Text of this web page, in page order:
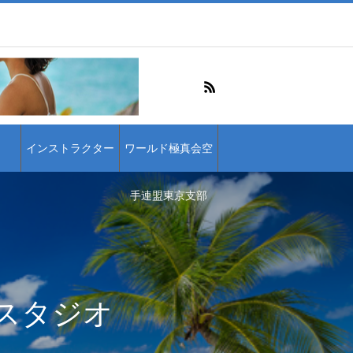
インストラクター ワールド極真会空
手連盟東京支部
タジオ